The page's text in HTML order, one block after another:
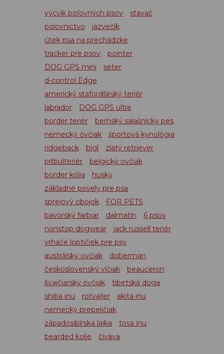
výcvik poľovných psov
stavač
polovnictvo
jazvečík
útek psa na prechádzke
tracker pre psov
pointer
DOG GPS mini
seter
d-control Edge
americký stafordšírský teriér
labrador
DOG GPS ultra
border teriér
bernský salašnícky pes
nemecký ovčiak
športová kynológia
ridgeback
bígl
zlatý retriever
pitbulteriér
belgický ovčiak
border kólia
husky
základné povely pre psa
sprejový obojok
FOR PETS
bavorský farbiar
dalmatín
6 psov
nonstop dogwear
jack russell teriér
vrhače loptičiek pre psy
austrálsky ovčiak
doberman
československý vlčiak
beauceron
švajčiarsky ovčiak
tibetská doga
shiba inu
rotvajler
akita inu
nemecký prepeličiak
západosibírska lajka
tosa inu
bearded kolie
čivava